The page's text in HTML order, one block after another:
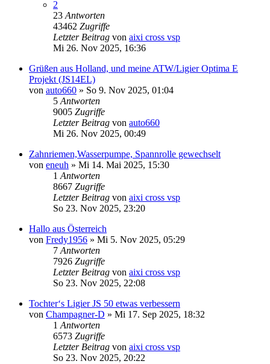
2
23Antworten
43462 Zugriffe
Letzter Beitrag von aixi cross vsp
Mi 26. Nov 2025, 16:36
Grüßen aus Holland, und meine ATW/Ligier Optima E
Projekt (JS14EL)
von auto660 » So 9. Nov 2025, 01:04
5Antworten
9005 Zugriffe
Letzter Beitrag von auto660
Mi 26. Nov 2025, 00:49
Zahnriemen,Wasserpumpe, Spannrolle gewechselt
von eneuh » Mi 14. Mai 2025, 15:30
1Antworten
8667 Zugriffe
Letzter Beitrag von aixi cross vsp
So 23. Nov 2025, 23:20
Hallo aus Österreich
von Fredy1956 » Mi 5. Nov 2025, 05:29
7Antworten
7926 Zugriffe
Letzter Beitrag von aixi cross vsp
So 23. Nov 2025, 22:08
Tochter‘s Ligier JS 50 etwas verbessern
von Champagner-D » Mi 17. Sep 2025, 18:32
1Antworten
6573 Zugriffe
Letzter Beitrag von aixi cross vsp
So 23. Nov 2025, 20:22